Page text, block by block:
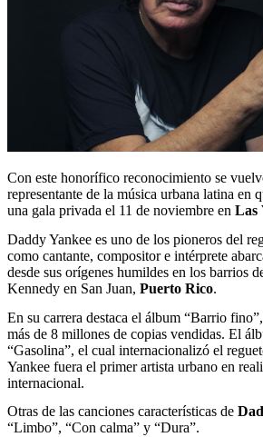
Con este honorífico reconocimiento se
representante de la música urbana latina en
una gala privada el 11 de noviembre en Las
Daddy Yankee es uno de los pioneros del
como cantante, compositor e intérprete
desde sus orígenes humildes en los barrios
Kennedy en San Juan, Puerto Rico.
En su carrera destaca el álbum “Barrio
más de 8 millones de copias vendidas. El
“Gasolina”, el cual internacionalizó el
Yankee fuera el primer artista urbano en
internacional.
Otras de las canciones características de
“Limbo”, “Con calma” y “Dura”.